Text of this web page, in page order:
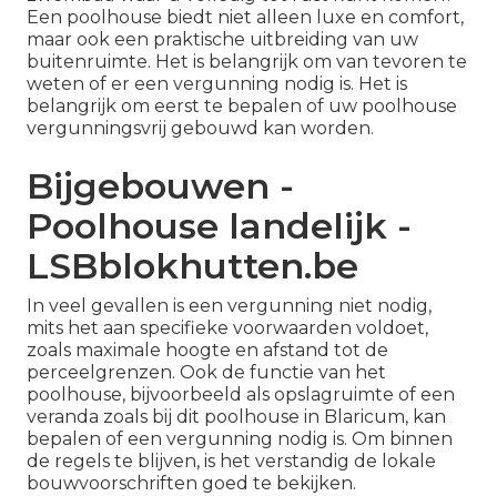
Een poolhouse biedt niet alleen luxe en comfort,
maar ook een praktische uitbreiding van uw
buitenruimte. Het is belangrijk om van tevoren te
weten of er een vergunning nodig is. Het is
belangrijk om eerst te bepalen of uw poolhouse
vergunningsvrij gebouwd kan worden.
Bijgebouwen -
Poolhouse landelijk -
LSBblokhutten.be
In veel gevallen is een vergunning niet nodig,
mits het aan specifieke voorwaarden voldoet,
zoals maximale hoogte en afstand tot de
perceelgrenzen. Ook de functie van het
poolhouse, bijvoorbeeld als opslagruimte of een
veranda zoals bij dit poolhouse in Blaricum, kan
bepalen of een vergunning nodig is. Om binnen
de regels te blijven, is het verstandig de lokale
bouwvoorschriften goed te bekijken.